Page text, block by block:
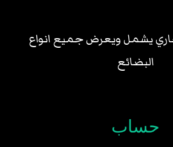
يشمل ويعرض جميع انواع
البضائع
حساب